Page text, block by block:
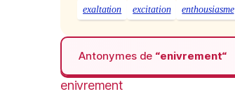
exaltation excitation enthousiasme
Antonymes de “enivrement“
enivrement